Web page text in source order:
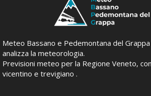
Meteo Bassano e Pedemontana del
analizza la meteorologia.
Previsioni meteo per la Regione Veneto,
vicentino e trevigiano .